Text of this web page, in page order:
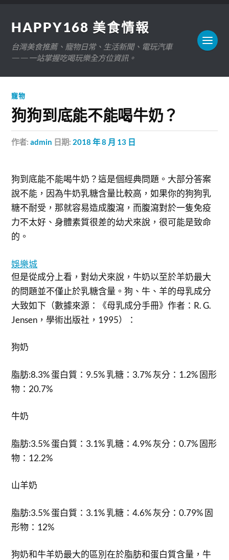
HAPPY168 美食情報
台灣美食推薦、寵物日常、生活新聞、電玩汽車
——一站掌握吃喝玩樂全方位資訊。
寵物
狗狗到底能不能喝牛奶？
作者:admin 日期: 2018 年 8 月 13 日
狗到底能不能喝牛奶？這是個經典問題。大部分答案
說不能，因為牛奶乳糖含量比較高，如果你的狗狗乳
糖不耐受，那就容易造成腹瀉，而腹瀉對於一隻免疫
力不太好、身體素質很差的幼犬來說，很可能是致命
的。
娛樂城
但是從成分上看，對幼犬來說，牛奶以至於羊奶最大
的問題並不僅止於乳糖含量。狗、牛、羊的母乳成分
大致如下（數據來源：《母乳成分手冊》作者：R. G.
Jensen，學術出版社，1995）：
狗奶
脂肪:8.3% 蛋白質：9.5% 乳糖：3.7% 灰分：1.2% 固形
物：20.7%
牛奶
脂肪:3.5% 蛋白質：3.1% 乳糖：4.9% 灰分：0.7% 固形
物：12.2%
山羊奶
脂肪:3.5% 蛋白質：3.1% 乳糖：4.6% 灰分：0.79% 固
形物：12%
狗奶和牛羊奶最大的區別在於脂肪和蛋白質含量，牛